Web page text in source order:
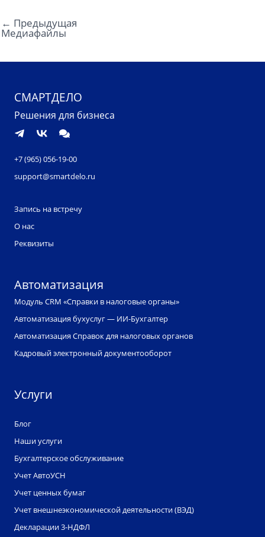
← Предыдущая
Медиафайлы
СМАРТДЕЛО
Решения для бизнеса
+7 (965) 056-19-00
support@smartdelo.ru
Запись на встречу
О нас
Реквизиты
Автоматизация
Модуль CRM «Справки в налоговые органы»
Автоматизация бухуслуг — ИИ-Бухгалтер
Автоматизация Справок для налоговых органов
Кадровый электронный документооборот
Услуги
Блог
Наши услуги
Бухгалтерское обслуживание
Учет АвтоУСН
Учет ценных бумаг
Учет внешнеэкономической деятельности (ВЭД)
Декларации 3-НДФЛ